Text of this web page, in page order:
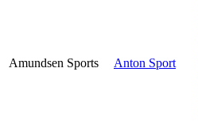
Amundsen Sports Anton Sport